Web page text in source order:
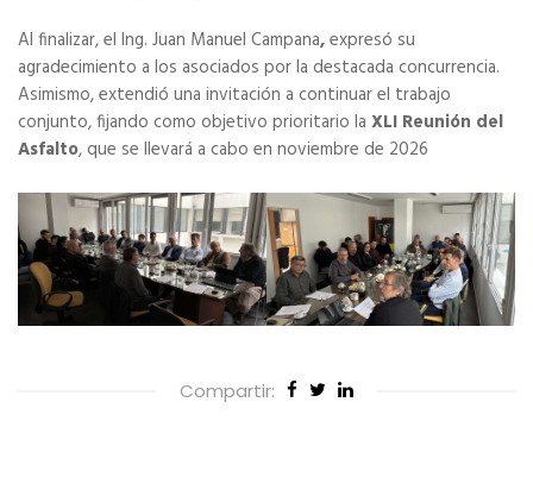
Al finalizar, el Ing. Juan Manuel Campana,expresó su
agradecimiento a los asociados por la destacada concurrencia.
Asimismo, extendió una invitación a continuar el trabajo
conjunto, fijando como objetivo prioritario la XLI Reunión del
Asfalto, que se llevará a cabo en noviembre de 2026
Compartir: